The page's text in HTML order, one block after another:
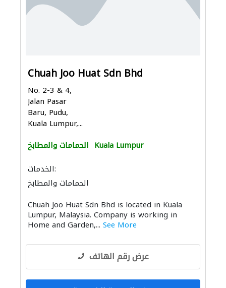
Chuah Joo Huat Sdn Bhd
No. 2-3 & 4,
Jalan Pasar
Baru, Pudu,
Kuala Lumpur,...
الحمامات والمطابخ Kuala Lumpur
الخدمات:
الحمامات والمطابخ
Chuah Joo Huat Sdn Bhd is located in Kuala
Lumpur, Malaysia. Company is working in
Home and Garden,... See More
عرض رقم الهاتف